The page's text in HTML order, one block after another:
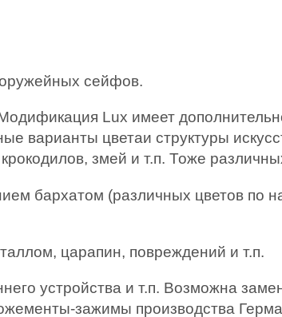
сейфов.
Lux имеет
варианты цветаи структуры
змей и т.п. Тоже
бархатом (различных цветов по
царапин, повреждений и т.п.
устройства и т.п. Возможна
зажимы производства